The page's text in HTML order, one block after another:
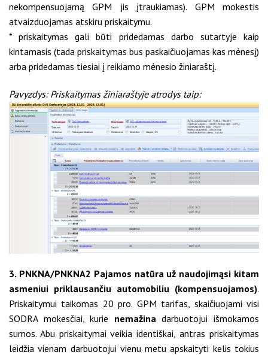
nekompensuojamą GPM jis įtraukiamas). GPM mokestis
atvaizduojamas atskiru priskaitymu.
* priskaitymas gali būti pridedamas darbo sutartyje kaip
kintamasis (tada priskaitymas bus paskaičiuojamas kas mėnesį)
arba pridedamas tiesiai į reikiamo mėnesio žiniaraštį.
Pavyzdys: Priskaitymas žiniaraštyje atrodys taip:
3. PNKNA/PNKNA2 Pajamos natūra už naudojimąsi kitam
asmeniui priklausančiu automobiliu (kompensuojamos).
Priskaitymui taikomas 20 pro. GPM tarifas, skaičiuojami visi
SODRA mokesčiai, kurie nemažina darbuotojui išmokamos
sumos. Abu priskaitymai veikia identiškai, antras priskaitymas
leidžia vienam darbuotojui vienu metu apskaityti kelis tokius